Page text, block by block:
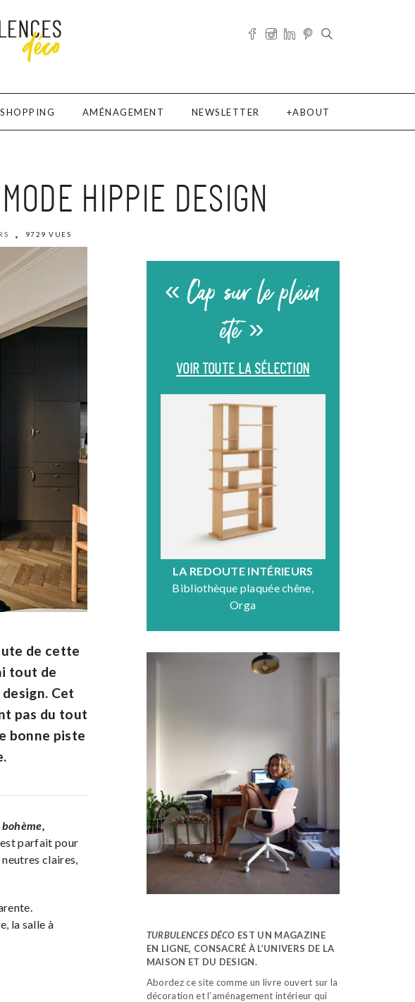
SHOPPING AMÉNAGEMENT NEWSLETTER ABOUT
HIPPIE DESIGN
9729 VUES
de cette
tout de
Cet
pas du tout
bonne piste
parfait pour
claires,
la salle à
« Cap sur le plein
été »
VOIR TOUTE LA SÉLECTION
LA REDOUTE INTÉRIEURS
Bibliothèque plaquée chêne,
Orga
TURBULENCES DÉCO EST UN MAGAZINE
EN LIGNE, CONSACRÉ À L’UNIVERS DE LA
MAISON ET DU DESIGN.
Abordez ce site comme un livre ouvert sur la
décoration et l’aménagement intérieur qui